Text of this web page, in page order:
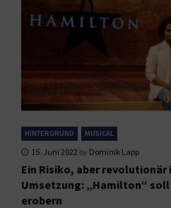
HINTERGRUND MUSICAL
15. Juni 2022 by Dominik Lapp
Ein Risiko, aber revolutionär
Umsetzung: „Hamilton“
erobern